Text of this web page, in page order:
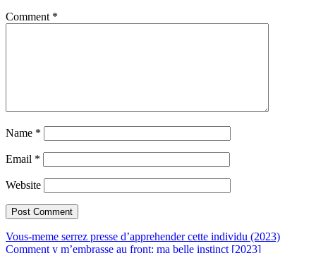
Comment *
Name *
Email *
Website
Vous-meme serrez presse d’apprehender cette individu (2023)
Comment y m’embrasse au front: ma belle instinct [2023]